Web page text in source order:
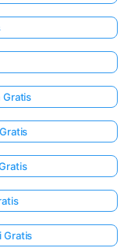
Gratis
Gratis